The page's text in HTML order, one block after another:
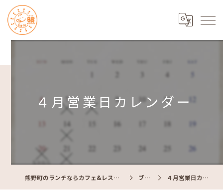
４月営業日カレンダー
熊野町のランチならカフェ&レストラン Cafe照 ブログ ４月営業日カレンダー